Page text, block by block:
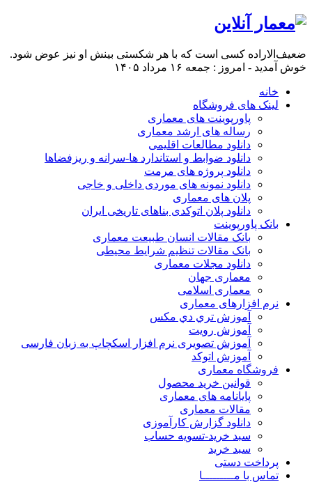
ضعیف‌الاراده کسی است که با هر شکستی بینش او نیز عوض شود.
خوش آمدید - امروز : جمعه ۱۶ مرداد ۱۴۰۵
خانه
لینک های فروشگاه
پاورپوینت های معماری
رساله های ارشد معماری
دانلود مطالعات اقلیمی
دانلود ضوابط و استاندارد ها-سرانه و ریزفضاها
دانلود پروژه های مرمت
دانلود نمونه های موردی داخلی و خاجی
پلان های معماری
دانلود پلان اتوکدی بناهای تاریخی ایران
بانک پاورپوینت
بانک مقالات انسان طبیعت معماری
بانک مقالات تنظیم شرایط محیطی
دانلود مجلات معماری
معماری جهان
معماری اسلامی
نرم افزارهای معماری
آﻣﻮزش ﺗﺮي دي ﻣﮑﺲ
آموزش رویت
آموزش تصویری نرم افزار اسکچاپ به زبان فارسی
آموزش اتوکد
فروشگاه معماری
قوانین خرید محصول
پایانامه های معماری
مقالات معماری
دانلود گزارش کارآموزی
سبد خرید-تسویه حساب
سبد خرید
پرداخت دستی
تماس با مـــــــــا